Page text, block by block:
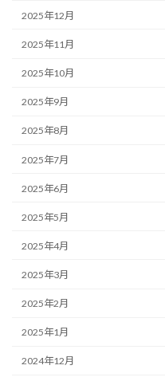
2025年12月
2025年11月
2025年10月
2025年9月
2025年8月
2025年7月
2025年6月
2025年5月
2025年4月
2025年3月
2025年2月
2025年1月
2024年12月